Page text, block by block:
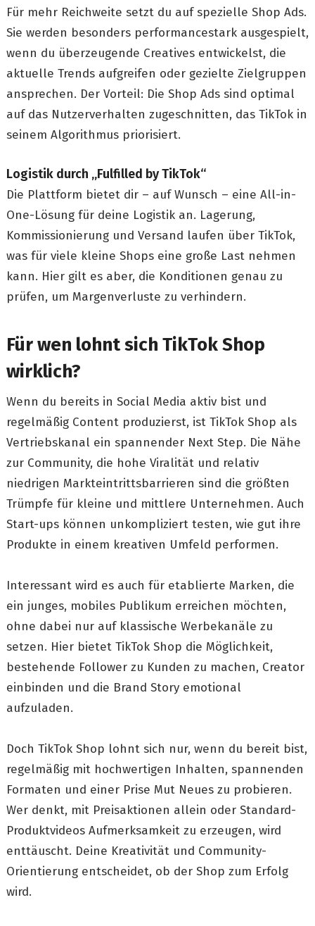
Für mehr Reichweite setzt du auf spezielle Shop Ads.
Sie werden besonders performancestark ausgespielt,
wenn du überzeugende Creatives entwickelst, die
aktuelle Trends aufgreifen oder gezielte Zielgruppen
ansprechen. Der Vorteil: Die Shop Ads sind optimal
auf das Nutzerverhalten zugeschnitten, das TikTok in
seinem Algorithmus priorisiert.
Logistik durch „Fulfilled by TikTok“
Die Plattform bietet dir – auf Wunsch – eine All-in-
One-Lösung für deine Logistik an. Lagerung,
Kommissionierung und Versand laufen über TikTok,
was für viele kleine Shops eine große Last nehmen
kann. Hier gilt es aber, die Konditionen genau zu
prüfen, um Margenverluste zu verhindern.
Für wen lohnt sich TikTok Shop
wirklich?
Wenn du bereits in Social Media aktiv bist und
regelmäßig Content produzierst, ist TikTok Shop als
Vertriebskanal ein spannender Next Step. Die Nähe
zur Community, die hohe Viralität und relativ
niedrigen Markteintrittsbarrieren sind die größten
Trümpfe für kleine und mittlere Unternehmen. Auch
Start-ups können unkompliziert testen, wie gut ihre
Produkte in einem kreativen Umfeld performen.
Interessant wird es auch für etablierte Marken, die
ein junges, mobiles Publikum erreichen möchten,
ohne dabei nur auf klassische Werbekanäle zu
setzen. Hier bietet TikTok Shop die Möglichkeit,
bestehende Follower zu Kunden zu machen, Creator
einbinden und die Brand Story emotional
aufzuladen.
Doch TikTok Shop lohnt sich nur, wenn du bereit bist,
regelmäßig mit hochwertigen Inhalten, spannenden
Formaten und einer Prise Mut Neues zu probieren.
Wer denkt, mit Preisaktionen allein oder Standard-
Produktvideos Aufmerksamkeit zu erzeugen, wird
enttäuscht. Deine Kreativität und Community-
Orientierung entscheidet, ob der Shop zum Erfolg
wird.